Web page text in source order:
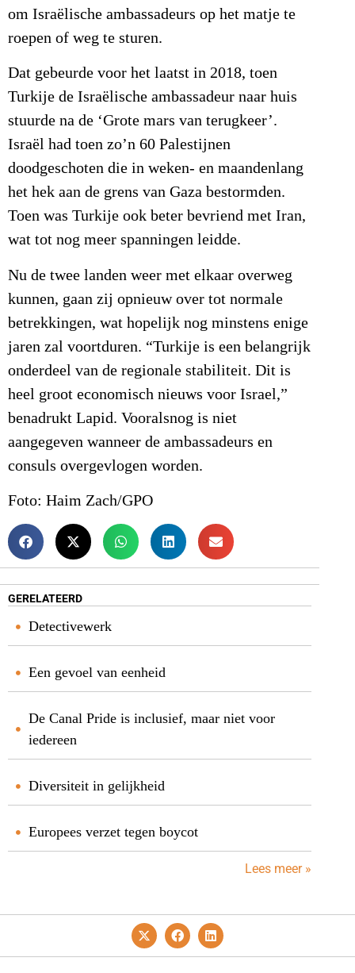
om Israëlische ambassadeurs op het matje te
roepen of weg te sturen.
Dat gebeurde voor het laatst in 2018, toen
Turkije de Israëlische ambassadeur naar huis
stuurde na de ‘Grote mars van terugkeer’.
Israël had toen zo’n 60 Palestijnen
doodgeschoten die in weken- en maandenlang
het hek aan de grens van Gaza bestormden.
Toen was Turkije ook beter bevriend met Iran,
wat tot nog meer spanningen leidde.
Nu de twee landen weer met elkaar overweg
kunnen, gaan zij opnieuw over tot normale
betrekkingen, wat hopelijk nog minstens enige
jaren zal voortduren. “Turkije is een belangrijk
onderdeel van de regionale stabiliteit. Dit is
heel groot economisch nieuws voor Israel,”
benadrukt Lapid. Vooralsnog is niet
aangegeven wanneer de ambassadeurs en
consuls overgevlogen worden.
Foto: Haim Zach/GPO
GERELATEERD
Detectivewerk
Een gevoel van eenheid
De Canal Pride is inclusief, maar niet voor
iedereen
Diversiteit in gelijkheid
Europees verzet tegen boycot
Lees meer »